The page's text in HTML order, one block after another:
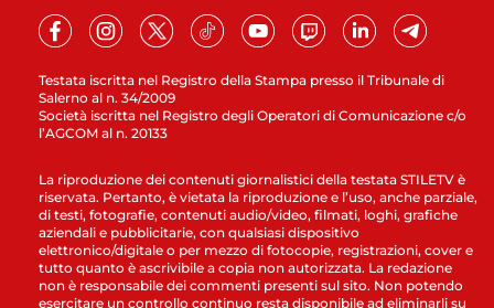
Testata iscritta nel Registro della Stampa presso il Tribunale di
Salerno al n. 34/2009
Società iscritta nel Registro degli Operatori di Comunicazione c/o
l’AGCOM al n. 20133
La riproduzione dei contenuti giornalistici della testata STILETV è
riservata. Pertanto, è vietata la riproduzione e l’uso, anche parziale,
di testi, fotografie, contenuti audio/video, filmati, loghi, grafiche
aziendali e pubblicitarie, con qualsiasi dispositivo
elettronico/digitale o per mezzo di fotocopie, registrazioni, cover e
tutto quanto è ascrivibile a copia non autorizzata. La redazione
non è responsabile dei commenti presenti sul sito. Non potendo
esercitare un controllo continuo resta disponibile ad eliminarli su